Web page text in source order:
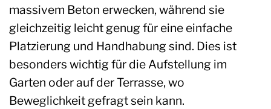
massivem Beton erwecken, während sie
gleichzeitig leicht genug für eine einfache
Platzierung und Handhabung sind. Dies ist
besonders wichtig für die Aufstellung im
Garten oder auf der Terrasse, wo
Beweglichkeit gefragt sein kann.